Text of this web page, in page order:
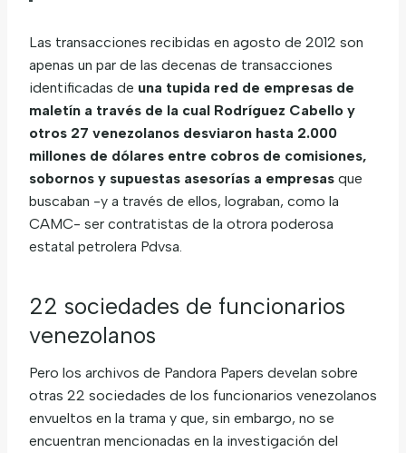
Las transacciones recibidas en agosto de 2012 son
apenas un par de las decenas de transacciones
identificadas de una tupida red de empresas de
maletín a través de la cual Rodríguez Cabello y
otros 27 venezolanos desviaron hasta 2.000
millones de dólares entre cobros de comisiones,
sobornos y supuestas asesorías a empresas que
buscaban -y a través de ellos, lograban, como la
CAMC- ser contratistas de la otrora poderosa
estatal petrolera Pdvsa.
22 sociedades de funcionarios
venezolanos
Pero los archivos de Pandora Papers develan sobre
otras 22 sociedades de los funcionarios venezolanos
envueltos en la trama y que, sin embargo, no se
encuentran mencionadas en la investigación del